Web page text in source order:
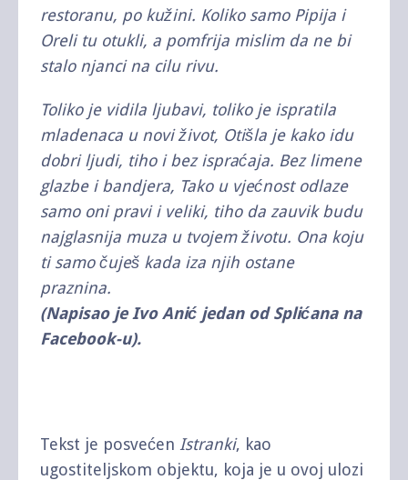
restoranu, po kužini. Koliko samo Pipija i
Oreli tu otukli, a pomfrija mislim da ne bi
stalo njanci na cilu rivu.
Toliko je vidila ljubavi, toliko je ispratila
mladenaca u novi život, Otišla je kako idu
dobri ljudi, tiho i bez ispraćaja. Bez limene
glazbe i bandjera, Tako u vjećnost odlaze
samo oni pravi i veliki, tiho da zauvik budu
najglasnija muza u tvojem životu. Ona koju
ti samo čuješ kada iza njih ostane
praznina.
(Napisao je Ivo Anić jedan od Splićana na
Facebook-u).
Tekst je posvećen Istranki, kao
ugostiteljskom objektu, koja je u ovoj ulozi